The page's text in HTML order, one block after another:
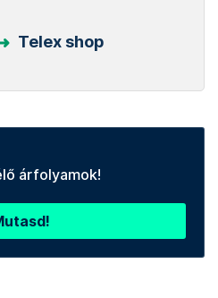
Telex shop
árfolyamok!